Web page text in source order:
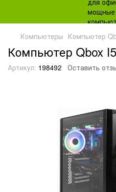
Компьютеры Компьютер
Компьютер Qbox
Артикул: 198492 Оставить